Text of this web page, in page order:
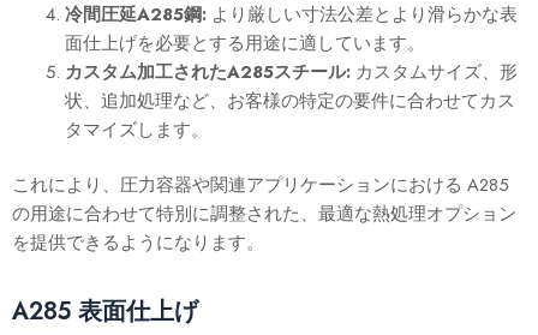
冷間圧延A285鋼:より厳しい寸法公差とより滑らかな表
面仕上げを必要とする用途に適しています。
カスタム加工されたA285スチール:カスタムサイズ、形
状、追加処理など、お客様の特定の要件に合わせてカス
タマイズします。
これにより、圧力容器や関連アプリケーションにおける A285
の用途に合わせて特別に調整された、最適な熱処理オプション
を提供できるようになります。
A285 表面仕上げ